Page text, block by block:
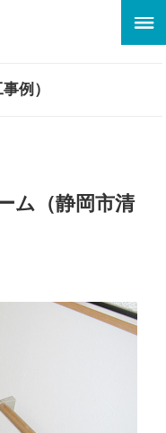
例）
ム（静岡市清